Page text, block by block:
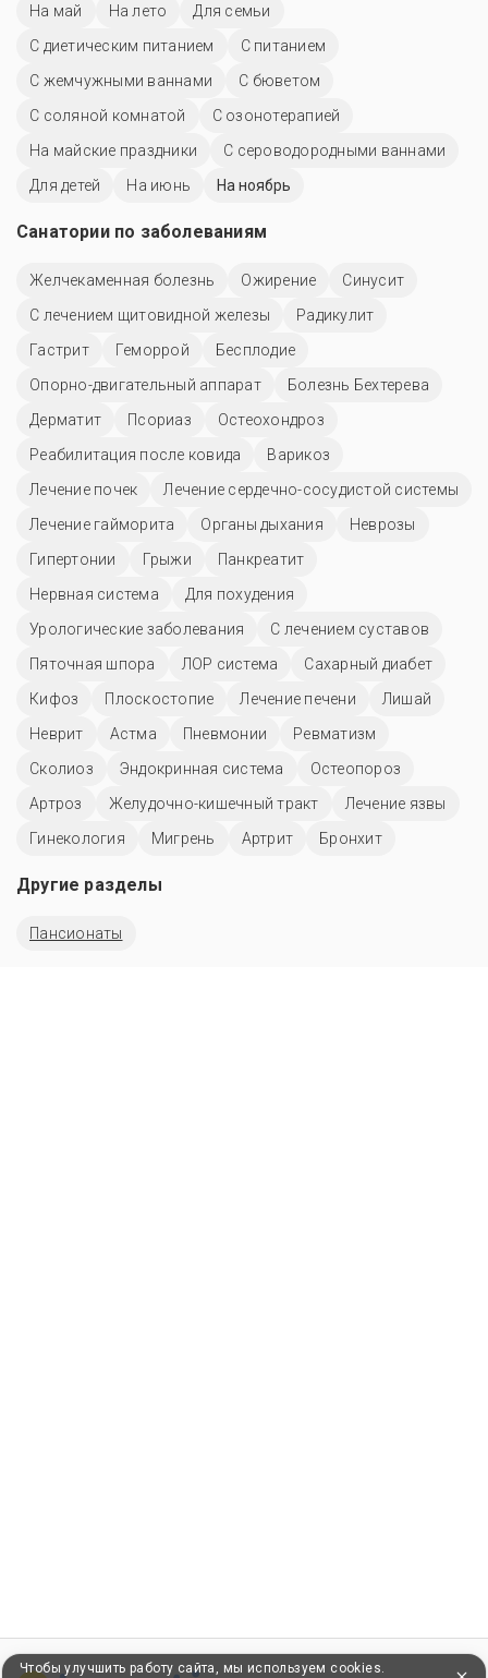
На май На лето
Для семьи
С диетическим питанием
С питанием
С жемчужными ваннами
С бюветом
С соляной комнатой
С озонотерапией
На майские праздники
С сероводородными ваннами
Для детей
На июнь На ноябрь
Санатории по заболеваниям
Желчекаменная болезнь Ожирение
Синусит
С лечением щитовидной железы
Радикулит
Гастрит
Геморрой
Бесплодие
Опорно-двигательный аппарат
Болезнь Бехтерева
Дерматит
Псориаз
Остеохондроз
Реабилитация после ковида
Варикоз
Лечение почек
Лечение сердечно-сосудистой системы
Лечение гайморита
Органы дыхания
Неврозы
Гипертонии
Грыжи
Панкреатит
Нервная система
Для похудения
Урологические заболевания
С лечением суставов
Пяточная шпора
ЛОР система
Сахарный диабет
Кифоз
Плоскостопие Лечение печени
Лишай
Неврит
Астма Пневмонии
Ревматизм
Сколиоз
Эндокринная система
Остеопороз
Артроз
Желудочно-кишечный тракт
Лечение язвы
Гинекология
Мигрень Артрит Бронхит
Другие разделы
Пансионаты
Чтобы улучшить работу сайта, мы используем cookies.